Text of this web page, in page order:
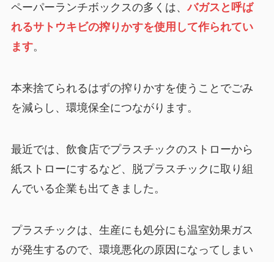
ペーパーランチボックスの多くは、バガスと呼ば
れるサトウキビの搾りかすを使用して作られてい
ます。
本来捨てられるはずの搾りかすを使うことでごみ
を減らし、環境保全につながります。
最近では、飲食店でプラスチックのストローから
紙ストローにするなど、脱プラスチックに取り組
んでいる企業も出てきました。
プラスチックは、生産にも処分にも温室効果ガス
が発生するので、環境悪化の原因になってしまい